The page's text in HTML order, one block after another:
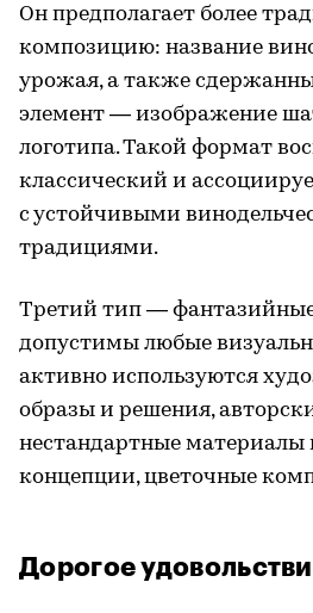
Он предполагает более
композицию: название
урожая, а также
элемент — изображение
логотипа. Такой формат
классический и
с устойчивыми
традициями.
Третий тип — фантазийные
допустимы любые
активно используются
образы и решения,
нестандартные материалы
концепции, цветочные
Дорогое